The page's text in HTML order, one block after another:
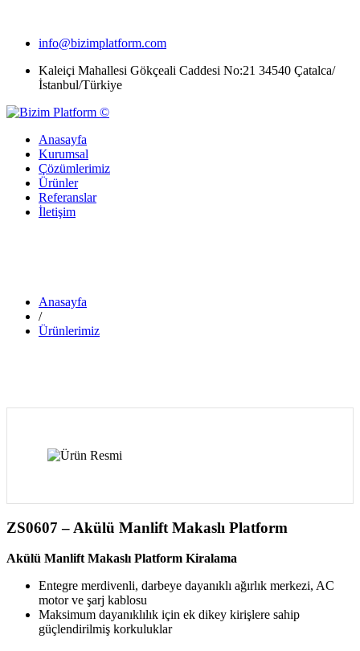
info@bizimplatform.com
Kaleiçi Mahallesi Gökçeali Caddesi No:21 34540 Çatalca/
İstanbul/Türkiye
Anasayfa
Kurumsal
Çözümlerimiz
Ürünler
Referanslar
İletişim
Anasayfa
/
Ürünlerimiz
ZS0607 – Akülü Manlift Makaslı Platform
Akülü Manlift Makaslı Platform Kiralama
Entegre merdivenli, darbeye dayanıklı ağırlık merkezi, AC
motor ve şarj kablosu
Maksimum dayanıklılık için ek dikey kirişlere sahip
güçlendirilmiş korkuluklar